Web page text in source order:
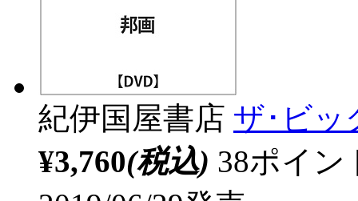
紀伊国屋書店 ザ･ビッ
¥3,760(税込) 38ポイ